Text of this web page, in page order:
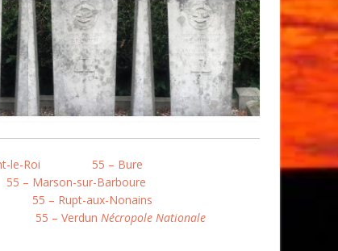
le-Roi
55 – Bure
55 – Marson-sur-Barboure
55 – Rupt-aux-Nonains
55 – Verdun Nécropole Nationale